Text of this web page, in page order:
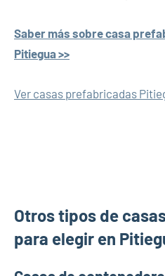
Saber más sobre casa
Pitiegua >>
Ver casas prefabricadas
Otros tipos de
para elegir en